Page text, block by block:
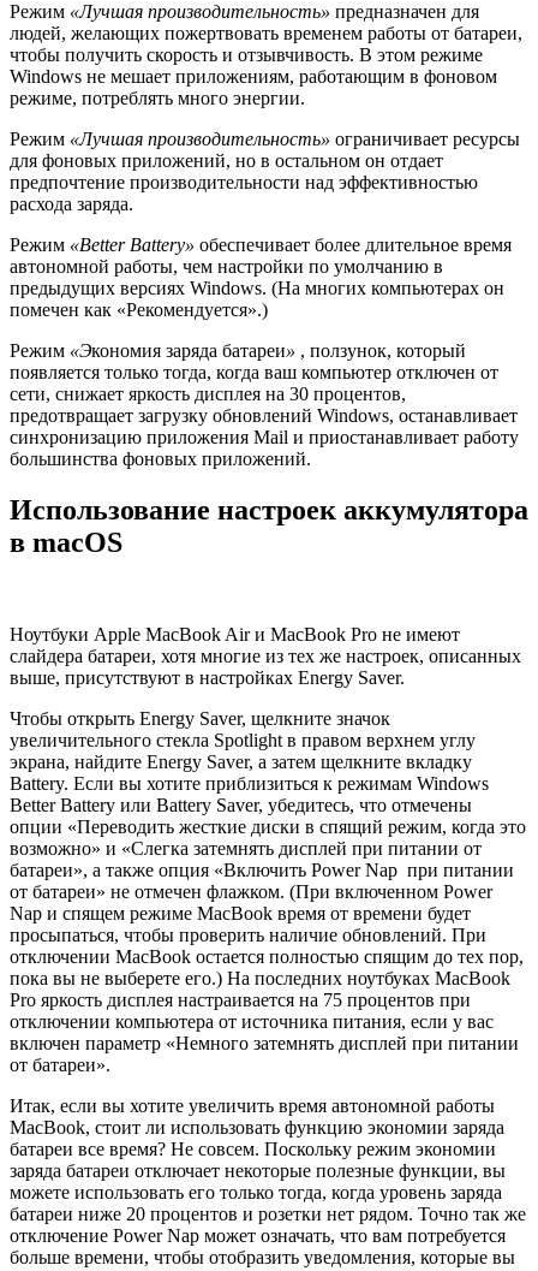
Режим «Лучшая производительность» предназначен для
людей, желающих пожертвовать временем работы от батареи,
чтобы получить скорость и отзывчивость. В этом режиме
Windows не мешает приложениям, работающим в фоновом
режиме, потреблять много энергии.
Режим «Лучшая производительность» ограничивает ресурсы
для фоновых приложений, но в остальном он отдает
предпочтение производительности над эффективностью
расхода заряда.
Режим «Better Battery» обеспечивает более длительное время
автономной работы, чем настройки по умолчанию в
предыдущих версиях Windows. (На многих компьютерах он
помечен как «Рекомендуется».)
Режим «Экономия заряда батареи» , ползунок, который
появляется только тогда, когда ваш компьютер отключен от
сети, снижает яркость дисплея на 30 процентов,
предотвращает загрузку обновлений Windows, останавливает
синхронизацию приложения Mail и приостанавливает работу
большинства фоновых приложений.
Использование настроек аккумулятора
в macOS
Ноутбуки Apple MacBook Air и MacBook Pro не имеют
слайдера батареи, хотя многие из тех же настроек, описанных
выше, присутствуют в настройках Energy Saver.
Чтобы открыть Energy Saver, щелкните значок
увеличительного стекла Spotlight в правом верхнем углу
экрана, найдите Energy Saver, а затем щелкните вкладку
Battery. Если вы хотите приблизиться к режимам Windows
Better Battery или Battery Saver, убедитесь, что отмечены
опции «Переводить жесткие диски в спящий режим, когда это
возможно» и «Слегка затемнять дисплей при питании от
батареи», а также опция «Включить Power Nap при питании
от батареи» не отмечен флажком. (При включенном Power
Nap и спящем режиме MacBook время от времени будет
просыпаться, чтобы проверить наличие обновлений. При
отключении MacBook остается полностью спящим до тех пор,
пока вы не выберете его.) На последних ноутбуках MacBook
Pro яркость дисплея настраивается на 75 процентов при
отключении компьютера от источника питания, если у вас
включен параметр «Немного затемнять дисплей при питании
от батареи».
Итак, если вы хотите увеличить время автономной работы
MacBook, стоит ли использовать функцию экономии заряда
батареи все время? Не совсем. Поскольку режим экономии
заряда батареи отключает некоторые полезные функции, вы
можете использовать его только тогда, когда уровень заряда
батареи ниже 20 процентов и розетки нет рядом. Точно так же
отключение Power Nap может означать, что вам потребуется
больше времени, чтобы отобразить уведомления, которые вы